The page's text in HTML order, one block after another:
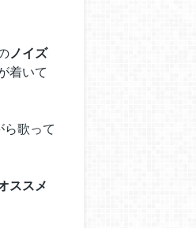
ノイズ
着いて
歌って
ススメ